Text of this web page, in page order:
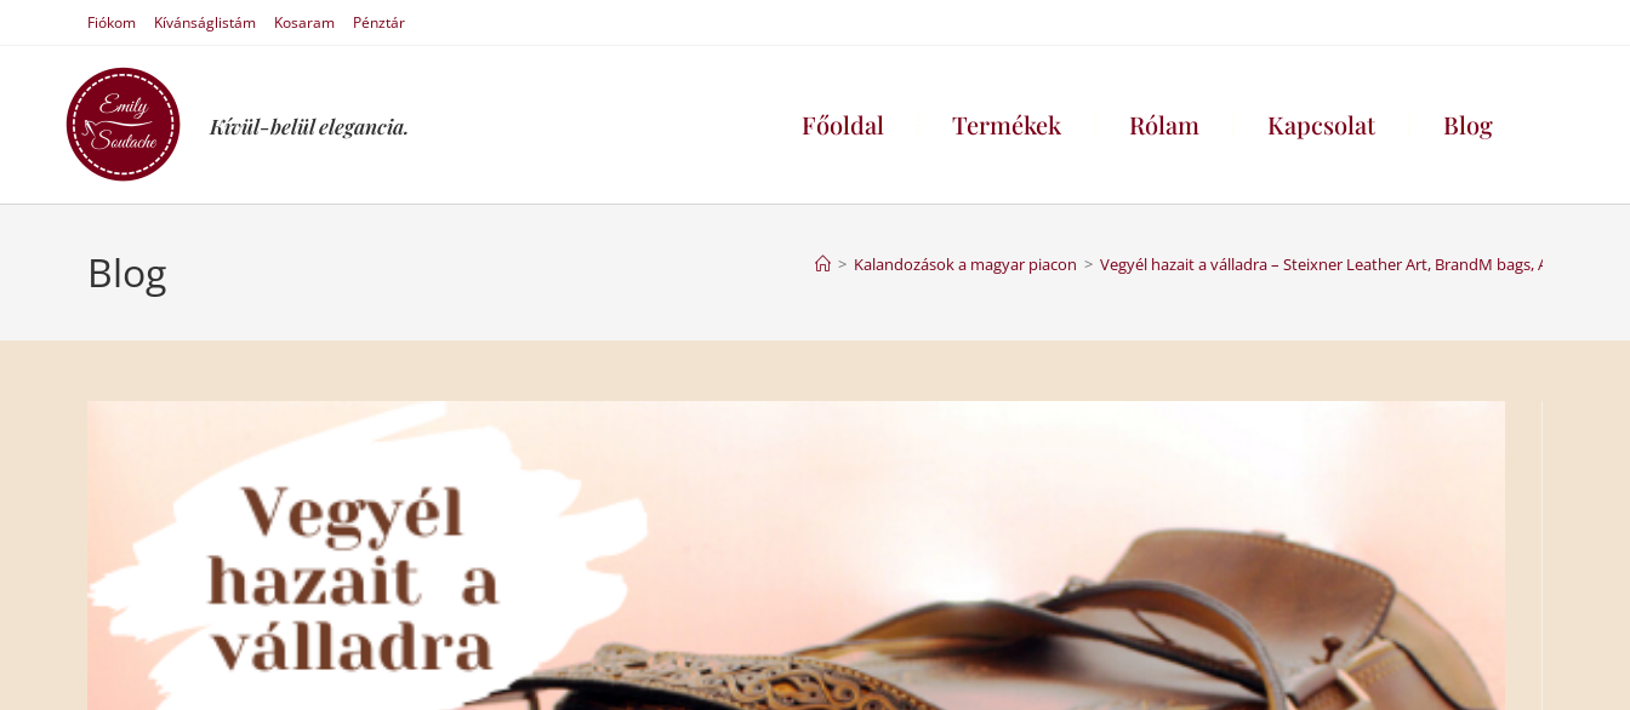
Fiókom Kívánságlistám Kosaram Pénztár
Kívül-belül elegancia. Főoldal Termékek Rólam Kapcsolat Blog
Blog > Kalandozások a magyar piacon > Vegyél hazait a válladra – Steixner Leather Art, BrandM bags, Anita